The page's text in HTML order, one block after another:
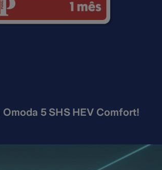
Omoda 5 SHS HEV Comfort!